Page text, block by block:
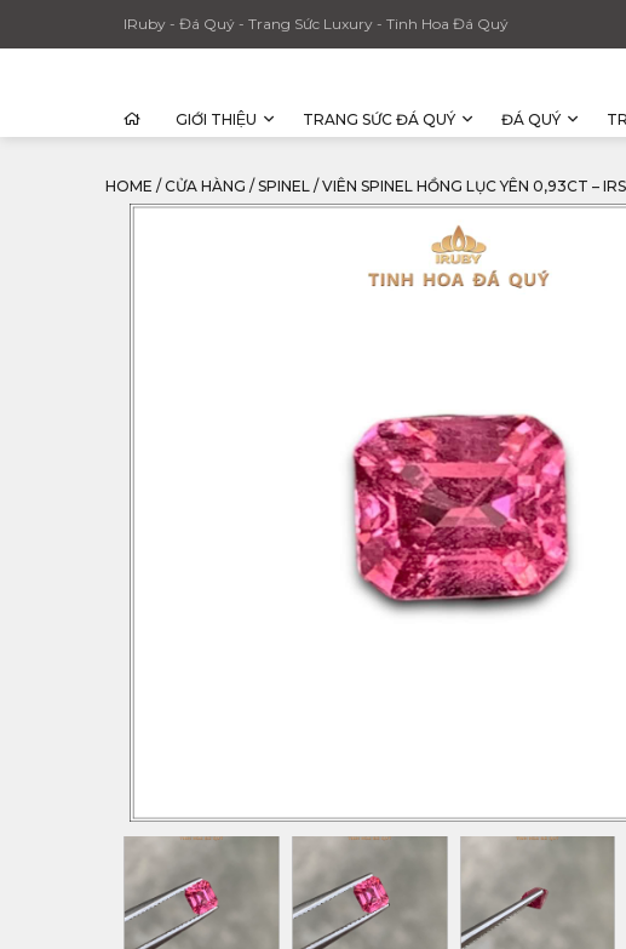
IRuby - Đá Quý - Trang Sức Luxury - Tinh Hoa Đá Quý
GIỚI THIỆU TRANG SỨC ĐÁ QUÝ ĐÁ QUÝ
HOME / CỬA HÀNG / SPINEL / VIÊN SPINEL HỒNG LỤC YÊN 0,93CT –